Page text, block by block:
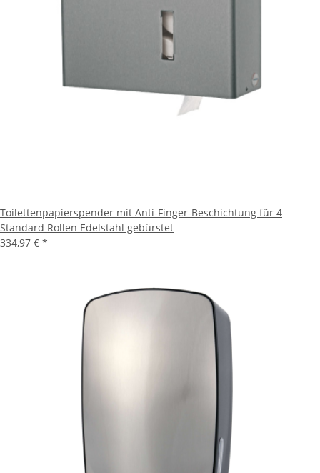
Toilettenpapierspender mit Anti-Finger-Beschichtung für 4
Standard Rollen Edelstahl gebürstet
334,97 € *